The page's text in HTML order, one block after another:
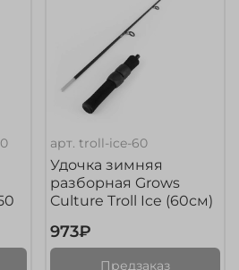
арт.troll-ice-60
Удочка зимняя
разборная Grows
Culture Troll Ice (60см)
973₽
Предзаказ